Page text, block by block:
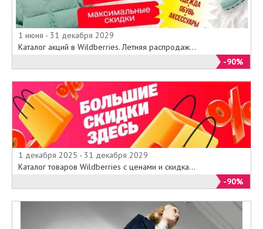
1 июня - 31 декабря 2029
Каталог акций в Wildberries. Летняя распродаж...
-90%
1 декабря 2025 - 31 декабря 2029
Каталог товаров Wildberries с ценами и скидка...
-90%